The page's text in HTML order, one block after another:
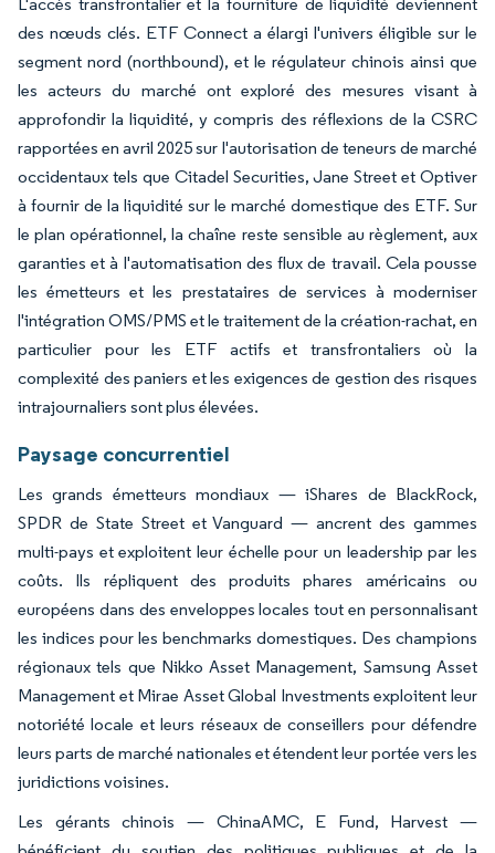
des nœuds clés. ETF Connect a élargi l'univers éligible sur le
segment nord (northbound), et le régulateur chinois ainsi que
les acteurs du marché ont exploré des mesures visant à
approfondir la liquidité, y compris des réflexions de la CSRC
rapportées en avril 2025 sur l'autorisation de teneurs de marché
occidentaux tels que Citadel Securities, Jane Street et Optiver
à fournir de la liquidité sur le marché domestique des ETF. Sur
le plan opérationnel, la chaîne reste sensible au règlement, aux
garanties et à l'automatisation des flux de travail. Cela pousse
les émetteurs et les prestataires de services à moderniser
l'intégration OMS/PMS et le traitement de la création-rachat, en
particulier pour les ETF actifs et transfrontaliers où la
complexité des paniers et les exigences de gestion des risques
intrajournaliers sont plus élevées.
Paysage concurrentiel
Les grands émetteurs mondiaux — iShares de BlackRock,
SPDR de State Street et Vanguard — ancrent des gammes
multi-pays et exploitent leur échelle pour un leadership par les
coûts. Ils répliquent des produits phares américains ou
européens dans des enveloppes locales tout en personnalisant
les indices pour les benchmarks domestiques. Des champions
régionaux tels que Nikko Asset Management, Samsung Asset
Management et Mirae Asset Global Investments exploitent leur
notoriété locale et leurs réseaux de conseillers pour défendre
leurs parts de marché nationales et étendent leur portée vers les
juridictions voisines.
Les gérants chinois — ChinaAMC, E Fund, Harvest —